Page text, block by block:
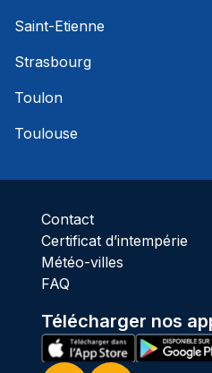
Saint-Etienne
Strasbourg
Toulon
Toulouse
Contact
Certificat d’intempérie
Météo-villes
FAQ
Télécharger nos